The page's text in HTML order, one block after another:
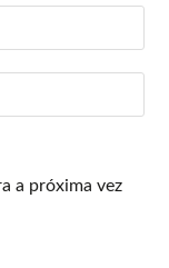
a próxima vez